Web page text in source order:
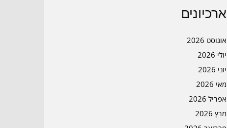
ארכיונים
אוגוסט 2026
יולי 2026
יוני 2026
מאי 2026
אפריל 2026
מרץ 2026